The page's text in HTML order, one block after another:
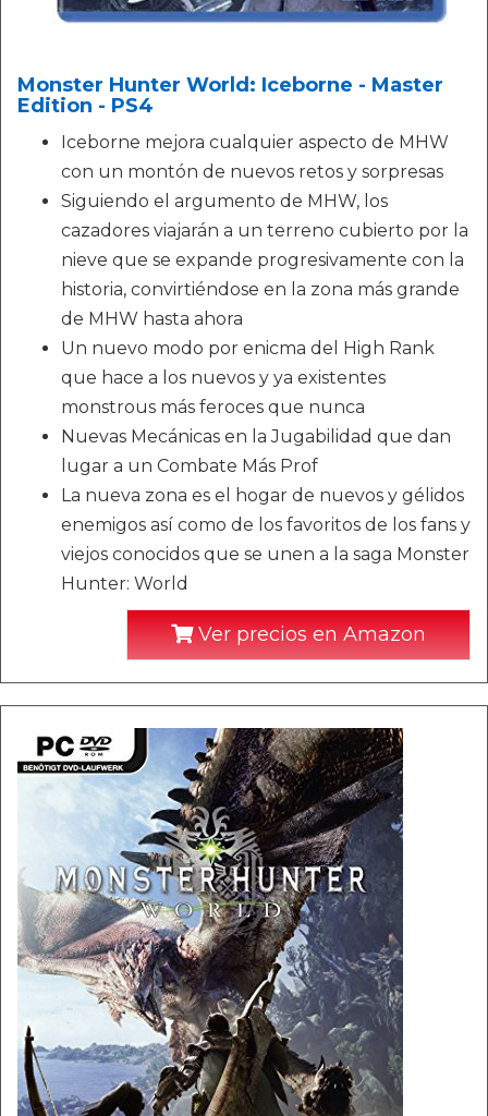
Monster Hunter World: Iceborne - Master
Edition - PS4
Iceborne mejora cualquier aspecto de MHW
con un montón de nuevos retos y sorpresas
Siguiendo el argumento de MHW, los
cazadores viajarán a un terreno cubierto por la
nieve que se expande progresivamente con la
historia, convirtiéndose en la zona más grande
de MHW hasta ahora
Un nuevo modo por enicma del High Rank
que hace a los nuevos y ya existentes
monstrous más feroces que nunca
Nuevas Mecánicas en la Jugabilidad que dan
lugar a un Combate Más Prof
La nueva zona es el hogar de nuevos y gélidos
enemigos así como de los favoritos de los fans y
viejos conocidos que se unen a la saga Monster
Hunter: World
Ver precios en Amazon